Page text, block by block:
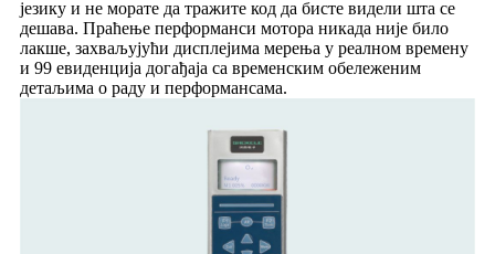
језику и не морате да тражите код да бисте видели шта се
дешава. Праћење перформанси мотора никада није било
лакше, захваљујући дисплејима мерења у реалном времену
и 99 евиденција догађаја са временским обележеним
детаљима о раду и перформансама.